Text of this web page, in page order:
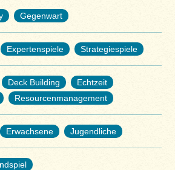
Gegenwart
Expertenspiele Strategiespiele
Deck Building
Echtzeit
Resourcenmanagement
Erwachsene Jugendliche